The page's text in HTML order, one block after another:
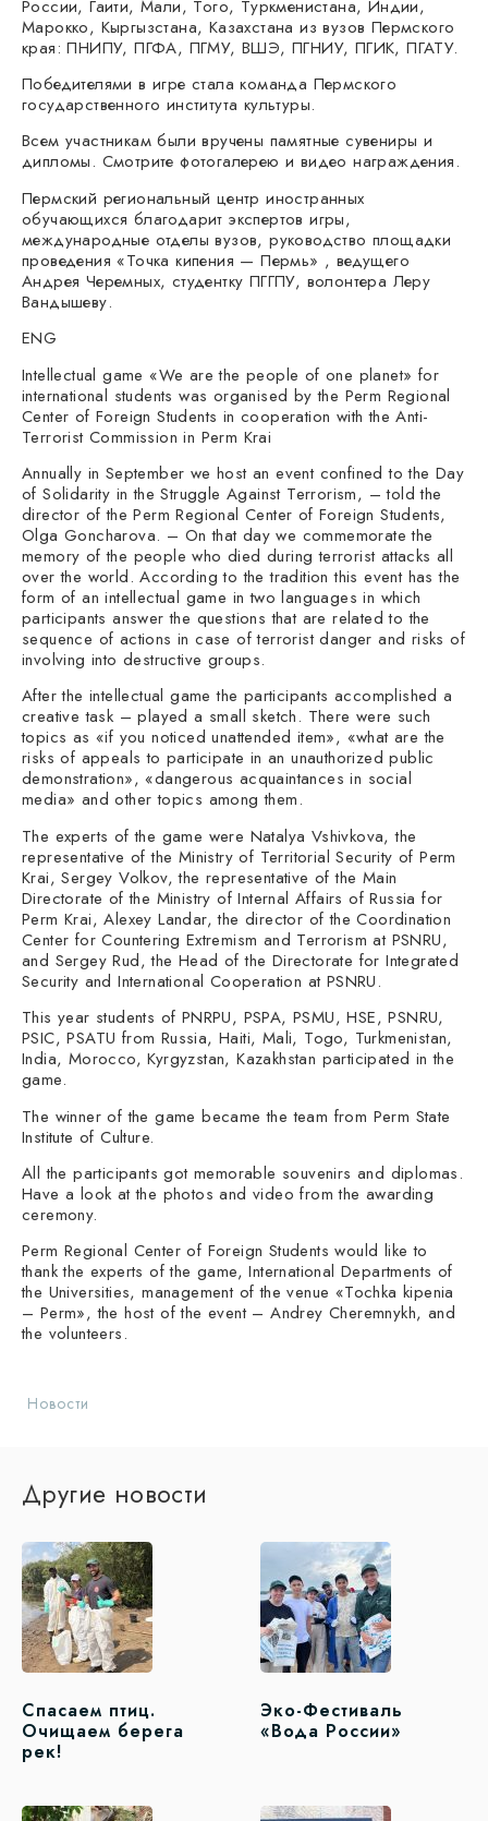
России, Гаити, Мали, Того, Туркменистана, Индии,
Марокко, Кыргызстана, Казахстана из вузов Пермского
края: ПНИПУ, ПГФА, ПГМУ, ВШЭ, ПГНИУ, ПГИК, ПГАТУ.
Победителями в игре стала команда Пермского
государственного института культуры.
Всем участникам были вручены памятные сувениры и
дипломы. Смотрите фотогалерею и видео награждения.
Пермский региональный центр иностранных
обучающихся благодарит экспертов игры,
международные отделы вузов, руководство площадки
проведения «Точка кипения — Пермь» , ведущего
Андрея Черемных, студентку ПГГПУ, волонтера Леру
Вандышеву.
ENG
Intellectual game «We are the people of one planet» for
international students was organised by the Perm Regional
Center of Foreign Students in cooperation with the Anti-
Terrorist Commission in Perm Krai
Annually in September we host an event confined to the Day
of Solidarity in the Struggle Against Terrorism, – told the
director of the Perm Regional Center of Foreign Students,
Olga Goncharova. – On that day we commemorate the
memory of the people who died during terrorist attacks all
over the world. According to the tradition this event has the
form of an intellectual game in two languages in which
participants answer the questions that are related to the
sequence of actions in case of terrorist danger and risks of
involving into destructive groups.
After the intellectual game the participants accomplished a
creative task – played a small sketch. There were such
topics as «if you noticed unattended item», «what are the
risks of appeals to participate in an unauthorized public
demonstration», «dangerous acquaintances in social
media» and other topics among them.
The experts of the game were Natalya Vshivkova, the
representative of the Ministry of Territorial Security of Perm
Krai, Sergey Volkov, the representative of the Main
Directorate of the Ministry of Internal Affairs of Russia for
Perm Krai, Alexey Landar, the director of the Coordination
Center for Countering Extremism and Terrorism at PSNRU,
and Sergey Rud, the Head of the Directorate for Integrated
Security and International Cooperation at PSNRU.
This year students of PNRPU, PSPA, PSMU, HSE, PSNRU,
PSIC, PSATU from Russia, Haiti, Mali, Togo, Turkmenistan,
India, Morocco, Kyrgyzstan, Kazakhstan participated in the
game.
The winner of the game became the team from Perm State
Institute of Culture.
All the participants got memorable souvenirs and diplomas.
Have a look at the photos and video from the awarding
ceremony.
Perm Regional Center of Foreign Students would like to
thank the experts of the game, International Departments of
the Universities, management of the venue «Tochka kipenia
– Perm», the host of the event – Andrey Cheremnykh, and
the volunteers.
Новости
Другие новости
Спасаем птиц.
Очищаем берега
рек!
Эко-Фестиваль
«Вода России»